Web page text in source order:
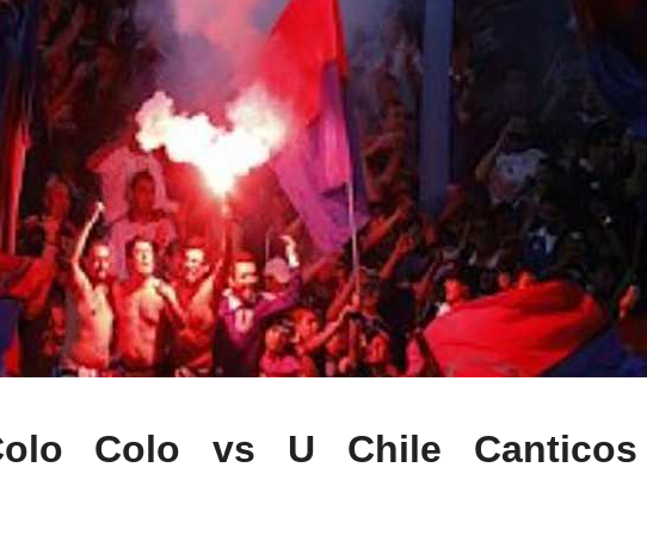
Colo vs U Chile